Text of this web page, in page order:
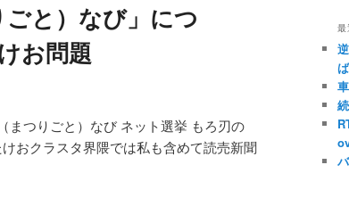
と）なび」につ
お問題
まつりごと）なび ネット選挙 もろ刃の
おクラスタ界隈では私も含めて読売新聞
最